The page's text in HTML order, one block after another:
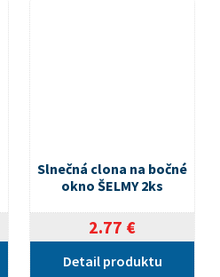
Slnečná clona na bočné
okno ŠELMY 2ks
2.77 €
Detail produktu